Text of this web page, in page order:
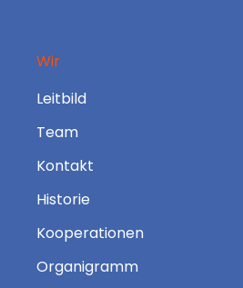
Wir
Leitbild
Team
Kontakt
Historie
Kooperationen
Organigramm